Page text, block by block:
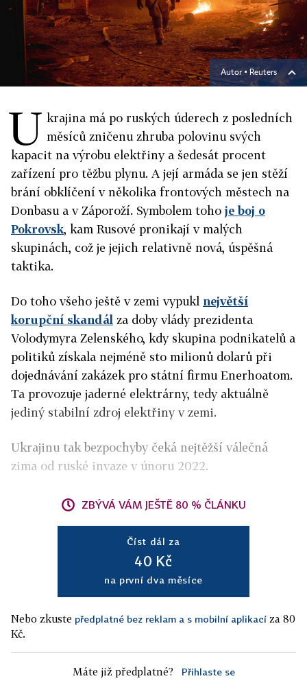
Autor ▪ Reuters
U krajina má po ruských úderech z posledních
měsíců zničenu zhruba polovinu svých
kapacit na výrobu elektřiny a šedesát procent
zařízení pro těžbu plynu. A její armáda se jen stěží
brání obklíčení v několika frontových městech na
Donbasu a v Záporoží. Symbolem tohoje boj o
Pokrovsk, kam Rusové pronikají v malých
skupinách, což je jejich relativně nová, úspěšná
taktika.
Do toho všeho ještě v zemi vypukl největší
korupční skandál za doby vlády prezidenta
Volodymyra Zelenského, kdy skupina podnikatelů a
politiků získala nejméně sto milionů dolarů při
dojednávání zakázek pro státní firmu Enerhoatom.
Ta provozuje jaderné elektrárny, tedy aktuálně
jediný stabilní zdroj elektřiny v zemi.
Ukrajinu tak bezpochyby čeká nejtěžší válečná
zima od ruské invaze v únoru 2022.
ZBÝVÁ VÁM JEŠTĚ 80 % ČLÁNKU
Číst dál za
40 Kč
na první dva měsíce
Nebo zkuste předplatné bez reklam a s mobilní aplikací za 80
Kč.
Máte již předplatné? Přihlaste se